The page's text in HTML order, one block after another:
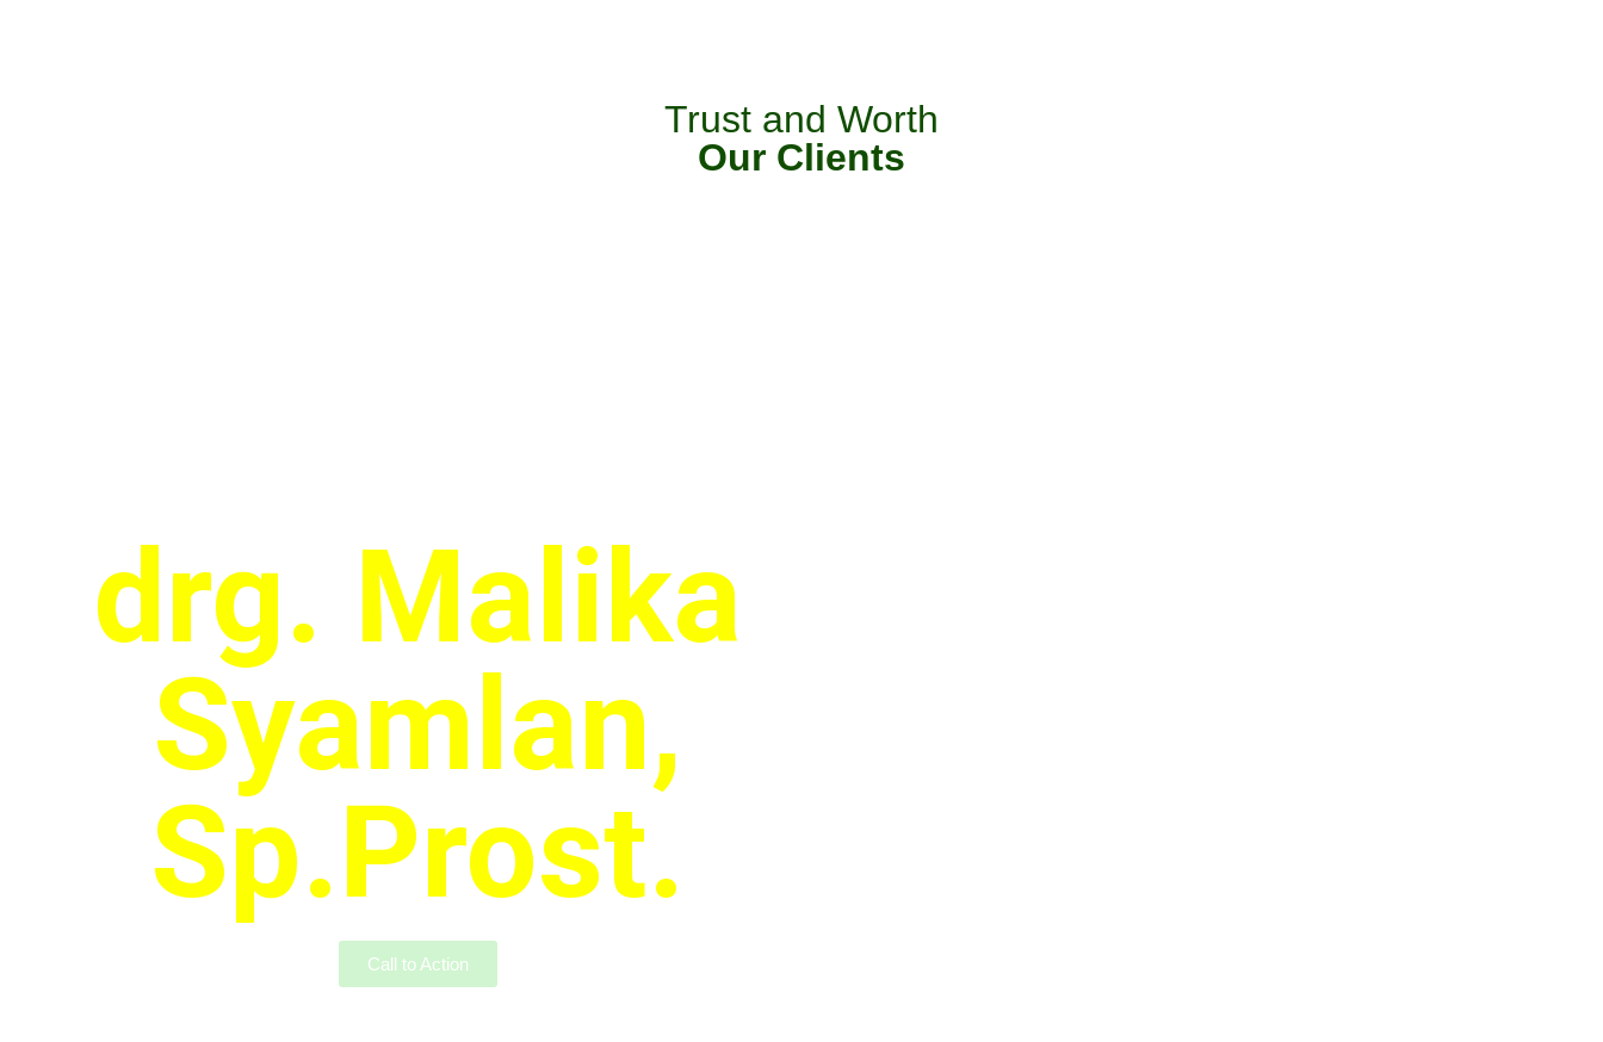
Trust and Worth
Our Clients
drg. Malika
Syamlan,
Sp.Prost.
Call to Action